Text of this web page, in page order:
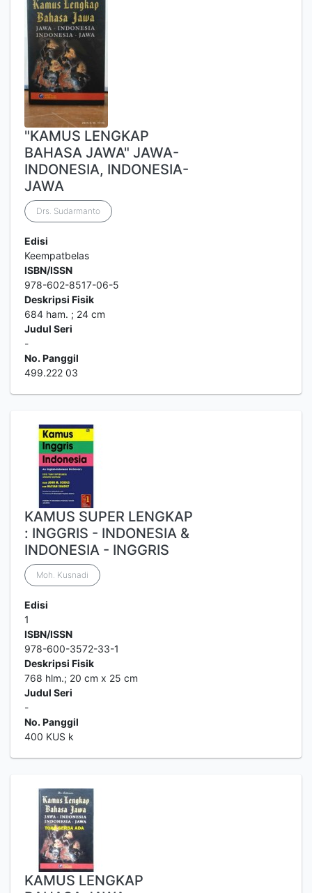
"KAMUS LENGKAP
BAHASA JAWA" JAWA-
INDONESIA, INDONESIA-
JAWA
Drs. Sudarmanto
Edisi
Keempatbelas
ISBN/ISSN
978-602-8517-06-5
Deskripsi Fisik
684 ham. ; 24 cm
Judul Seri
-
No. Panggil
499.222 03
KAMUS SUPER LENGKAP
: INGGRIS - INDONESIA &
INDONESIA - INGGRIS
Moh. Kusnadi
Edisi
1
ISBN/ISSN
978-600-3572-33-1
Deskripsi Fisik
768 hlm.; 20 cm x 25 cm
Judul Seri
-
No. Panggil
400 KUS k
KAMUS LENGKAP